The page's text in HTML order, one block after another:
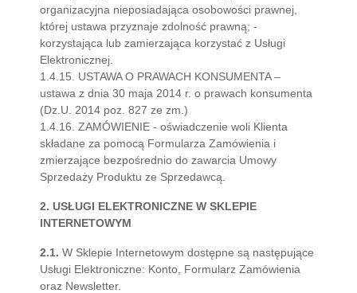
organizacyjna nieposiadająca osobowości prawnej,
której ustawa przyznaje zdolność prawną; -
korzystająca lub zamierzająca korzystać z Usługi
Elektronicznej.
1.4.15. USTAWA O PRAWACH KONSUMENTA –
ustawa z dnia 30 maja 2014 r. o prawach konsumenta
(Dz.U. 2014 poz. 827 ze zm.)
1.4.16. ZAMÓWIENIE - oświadczenie woli Klienta
składane za pomocą Formularza Zamówienia i
zmierzające bezpośrednio do zawarcia Umowy
Sprzedaży Produktu ze Sprzedawcą.
2. USŁUGI ELEKTRONICZNE W SKLEPIE
INTERNETOWYM
2.1. W Sklepie Internetowym dostępne są następujące
Usługi Elektroniczne: Konto, Formularz Zamówienia
oraz Newsletter.